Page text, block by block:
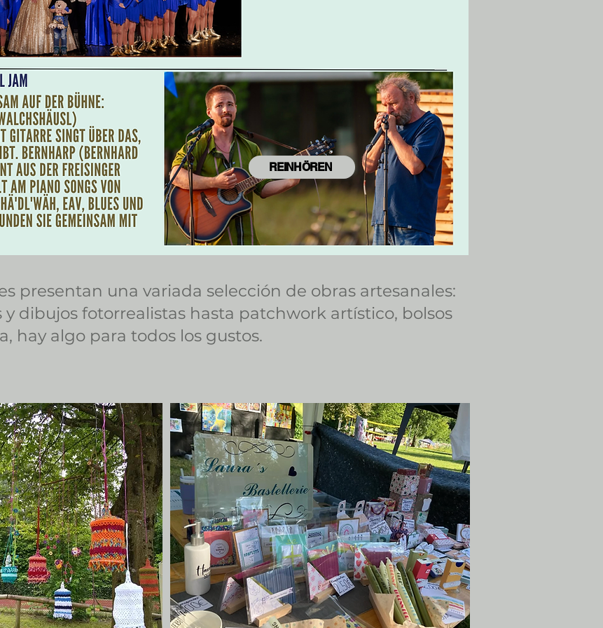
REINHÖREN
presentan una variada selección de obras artesanales:
dibujos fotorrealistas hasta patchwork artístico, bolsos
hay algo para todos los gustos.